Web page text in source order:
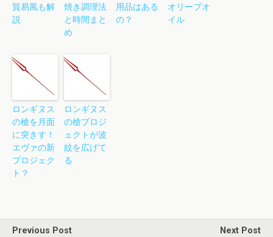
貿易風も解
説
焼き調理法
と時間まと
め
用品はある
の？
オリーブオ
イル
ロンギヌス
の槍を月面
に突きす！
エヴァの新
プロジェク
ト？
ロンギヌス
の槍プロジ
ェクトが波
紋を広げて
る
Previous Post
Next Post